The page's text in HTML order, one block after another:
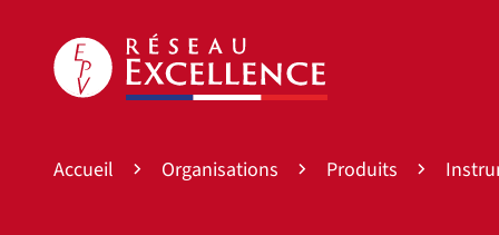
Accueil Organisations Produits